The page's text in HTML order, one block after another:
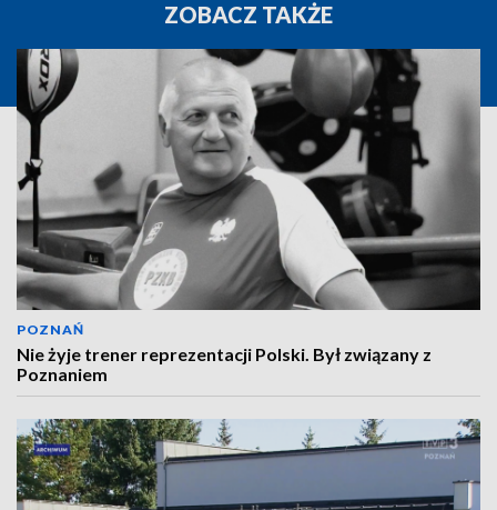
ZOBACZ TAKŻE
POZNAŃ
Nie żyje trener reprezentacji Polski. Był związany z
Poznaniem